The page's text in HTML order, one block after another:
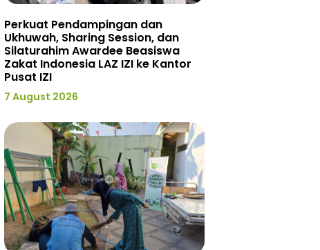
Perkuat Pendampingan dan
Ukhuwah, Sharing Session, dan
Silaturahim Awardee Beasiswa
Zakat Indonesia LAZ IZI ke Kantor
Pusat IZI
7 August 2026